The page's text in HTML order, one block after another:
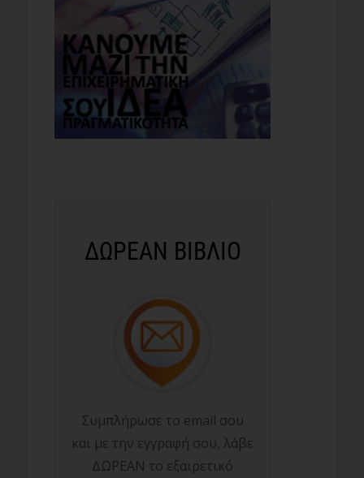
ΔΩΡΕΑΝ ΒΙΒΛΙΟ
Συμπλήρωσε το email σου
και με την εγγραφή σου, λάβε
ΔΩΡΕΑΝ το εξαιρετικό